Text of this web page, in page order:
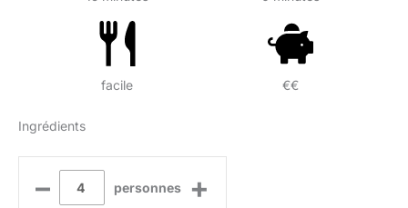
facile €€
Ingrédients
– personnes +